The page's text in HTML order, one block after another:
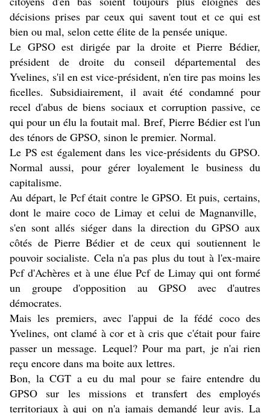
décisions prises par ceux qui savent tout et ce qui est
bien ou mal, selon cette élite de la pensée unique.
Le GPSO est dirigée par la droite et Pierre Bédier,
président de droite du conseil départemental des
Yvelines, s'il en est vice-président, n'en tire pas moins les
ficelles. Subsidiairement, il avait été condamné pour
recel d'abus de biens sociaux et corruption passive, ce
qui pour un élu la foutait mal. Bref, Pierre Bédier est l'un
des ténors de GPSO, sinon le premier. Normal.
Le PS est également dans les vice-présidents du GPSO.
Normal aussi, pour gérer loyalement le business du
capitalisme.
Au départ, le Pcf était contre le GPSO. Et puis, certains,
dont le maire coco de Limay et celui de Magnanville,
s'en sont allés siéger dans la direction du GPSO aux
côtés de Pierre Bédier et de ceux qui soutiennent le
pouvoir socialiste. Cela n'a pas plus du tout à l'ex-maire
Pcf d'Achères et à une élue Pcf de Limay qui ont formé
un groupe d'opposition au GPSO avec d'autres
démocrates.
Mais les premiers, avec l'appui de la fédé coco des
Yvelines, ont clamé à cor et à cris que c'était pour faire
passer un message. Lequel? Pour ma part, je n'ai rien
reçu encore dans ma boite aux lettres.
Bon, la CGT a eu du mal pour se faire entendre du
GPSO sur les missions et transfert des employés
territoriaux à qui on n'a jamais demandé leur avis. La